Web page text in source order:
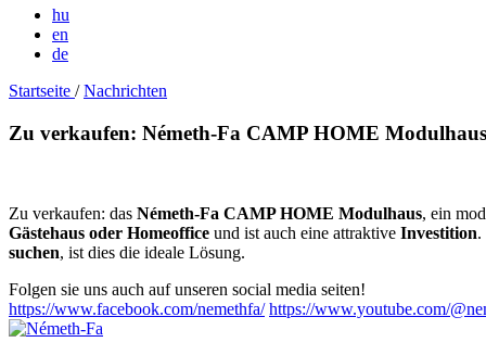
hu
en
de
Startseite /Nachrichten
Zu verkaufen: Németh-Fa CAMP HOME
Zu verkaufen: das Németh-Fa CAMP HOME Modulhaus, ein
Gästehaus oder Homeoffice und ist auch eine attraktive Investition.
suchen, ist dies die ideale Lösung.
Folgen sie uns auch auf unseren social media seiten!
https://www.facebook.com/nemethfa/ https://www.youtube.com/